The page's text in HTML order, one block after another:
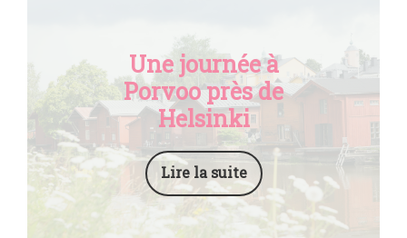
Personnalisez vos tissus
Rechercher
Une journée à
Porvoo près de
Helsinki
Lire la suite